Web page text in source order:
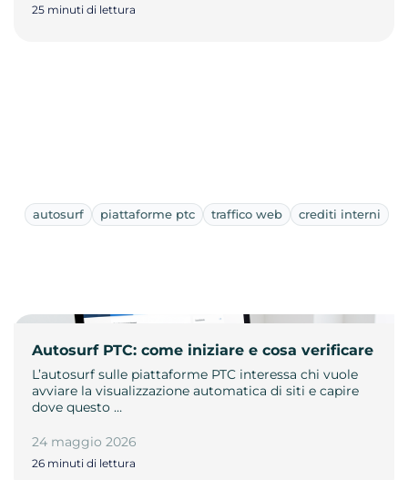
25 minuti di lettura
autosurf piattaforme ptc traffico web crediti interni
Autosurf PTC: come iniziare e cosa verificare
L’autosurf sulle piattaforme PTC interessa chi vuole
avviare la visualizzazione automatica di siti e capire
dove questo …
24 maggio 2026
26 minuti di lettura